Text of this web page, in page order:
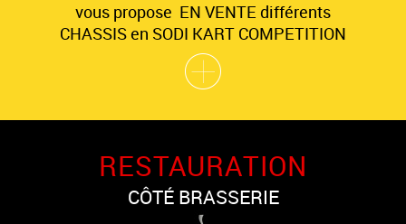
vous propose EN VENTE différents
CHASSIS en SODI KART COMPETITION
RESTAURATION
CÔTÉ BRASSERIE